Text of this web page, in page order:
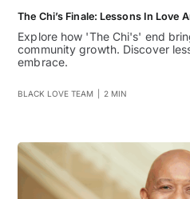
The Chi’s Finale: Lessons In Love
Explore how 'The Chi's' end
community growth. Discover
embrace.
BLACK LOVE TEAM 2 MIN